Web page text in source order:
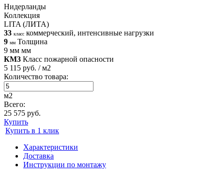
Нидерланды
Коллекция
LITA (ЛИТА)
33 класс коммерческий, интенсивные нагрузки
9 мм Толщина
9 мм мм
КМ3 Класс пожарной опасности
5 115 руб. / м2
Количество товара:
м2
Всего:
25 575 руб.
Купить
Купить в 1 клик
Характеристики
Доставка
Инструкции по монтажу